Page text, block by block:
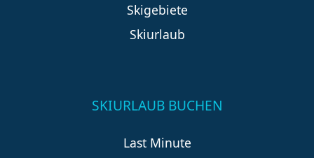
Skigebiete
Skiurlaub
SKIURLAUB BUCHEN
Last Minute